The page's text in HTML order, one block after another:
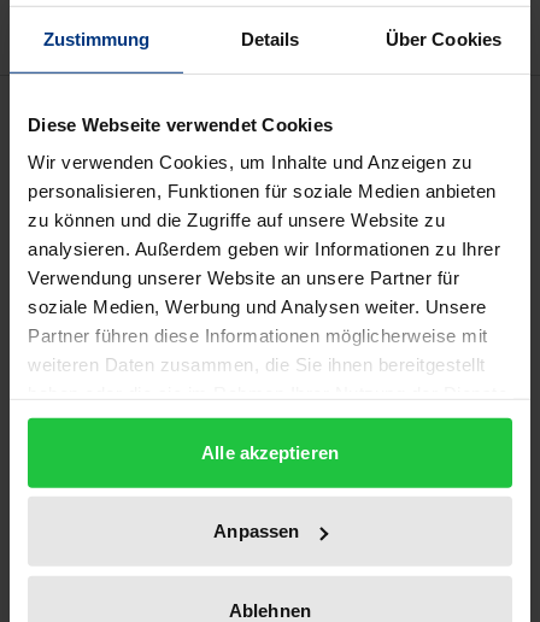
Zustimmung Details Über Cookies
Diese Webseite verwendet Cookies
Wir verwenden Cookies, um Inhalte und Anzeigen zu
personalisieren, Funktionen für soziale Medien anbieten
zu können und die Zugriffe auf unsere Website zu
analysieren. Außerdem geben wir Informationen zu Ihrer
Verwendung unserer Website an unsere Partner für
soziale Medien, Werbung und Analysen weiter. Unsere
Partner führen diese Informationen möglicherweise mit
weiteren Daten zusammen, die Sie ihnen bereitgestellt
gesammelt haben.
Alle akzeptieren
Anpassen
Ablehnen
Edition
1
ISBN
978-3-7890-0879-5
Subtitle
im Unterricht und Politischer Bildung